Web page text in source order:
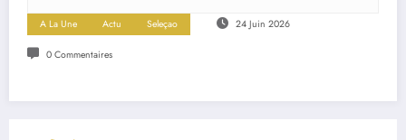
A La Une Actu Seleçao 24 Juin 2026
0 Commentaires